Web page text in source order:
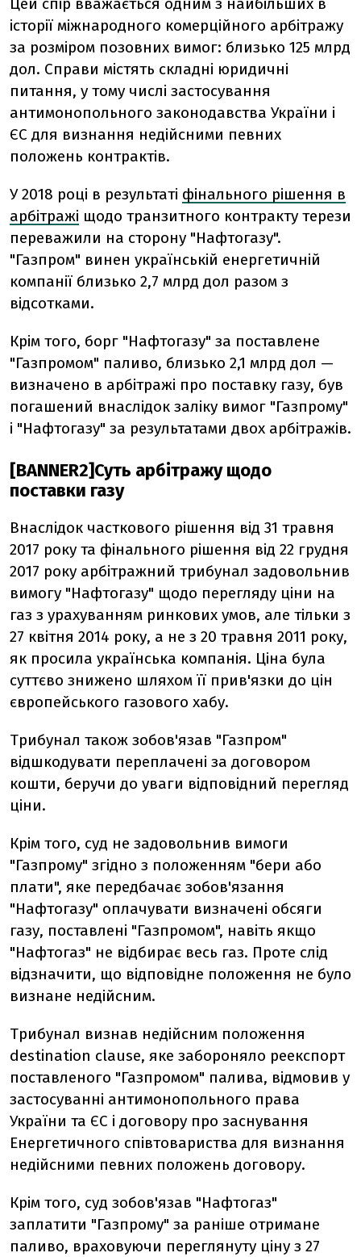
історії міжнародного комерційного арбітражу
за розміром позовних вимог: близько 125 млрд
дол. Справи містять складні юридичні
питання, у тому числі застосування
антимонопольного законодавства України і
ЄС для визнання недійсними певних
положень контрактів.
У 2018 році в результаті фінального рішення в
арбітражі щодо транзитного контракту терези
переважили на сторону "Нафтогазу".
"Газпром" винен українській енергетичній
компанії близько 2,7 млрд дол разом з
відсотками.
Крім того, борг "Нафтогазу" за поставлене
"Газпромом" паливо, близько 2,1 млрд дол —
визначено в арбітражі про поставку газу, був
погашений внаслідок заліку вимог "Газпрому"
і "Нафтогазу" за результатами двох арбітражів.
[BANNER2]Суть арбітражу щодо
поставки газу
Внаслідок часткового рішення від 31 травня
2017 року та фінального рішення від 22 грудня
2017 року арбітражний трибунал задовольнив
вимогу "Нафтогазу" щодо перегляду ціни на
газ з урахуванням ринкових умов, але тільки з
27 квітня 2014 року, а не з 20 травня 2011 року,
як просила українська компанія. Ціна була
суттєво знижено шляхом її прив'язки до цін
європейського газового хабу.
Трибунал також зобов'язав "Газпром"
відшкодувати переплачені за договором
кошти, беручи до уваги відповідний перегляд
ціни.
Крім того, суд не задовольнив вимоги
"Газпрому" згідно з положенням "бери або
плати", яке передбачає зобов'язання
"Нафтогазу" оплачувати визначені обсяги
газу, поставлені "Газпромом", навіть якщо
"Нафтогаз" не відбирає весь газ. Проте слід
відзначити, що відповідне положення не було
визнане недійсним.
Трибунал визнав недійсним положення
destination clause, яке забороняло реекспорт
поставленого "Газпромом" палива, відмовив у
застосуванні антимонопольного права
України та ЄС і договору про заснування
Енергетичного співтовариства для визнання
недійсними певних положень договору.
Крім того, суд зобов'язав "Нафтогаз"
заплатити "Газпрому" за раніше отримане
паливо, враховуючи переглянуту ціну з 27